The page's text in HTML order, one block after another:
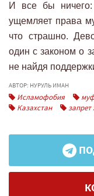
И все бы
ущемляет права
что страшно.
один с законом о
не найдя
АВТОР: НУРУЛЬ ИМАН
Исламофобия
Казахстан